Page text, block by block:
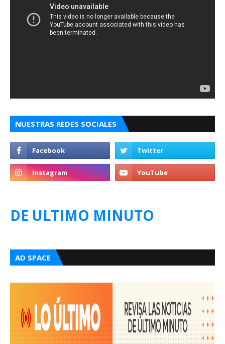
NUESTRAS REDES SOCIALES
DE ULTIMO MINUTO
AD SPACE